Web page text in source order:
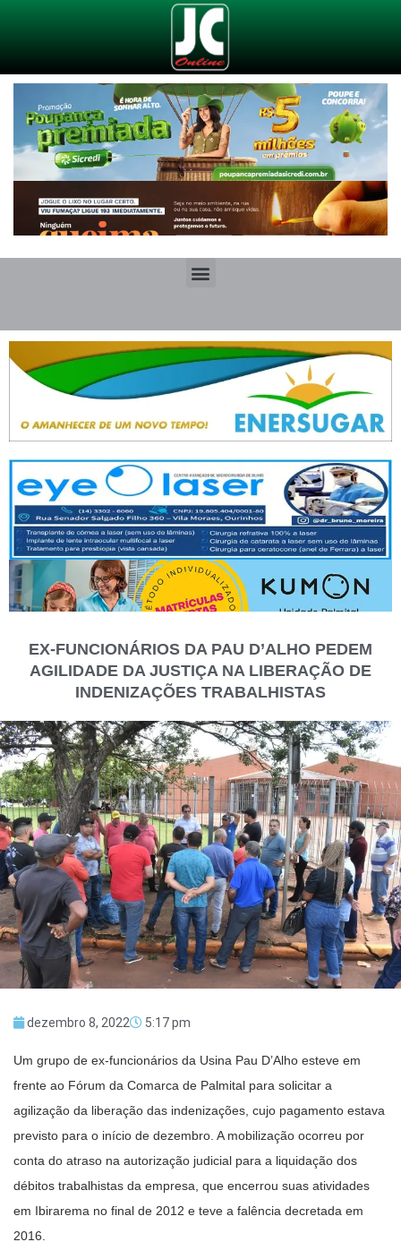
EX-FUNCIONÁRIOS DA PAU D’ALHO PEDEM
AGILIDADE DA JUSTIÇA NA LIBERAÇÃO DE
INDENIZAÇÕES TRABALHISTAS
dezembro 8, 2022 5:17 pm
Um grupo de ex-funcionários da Usina Pau D’Alho esteve em
frente ao Fórum da Comarca de Palmital para solicitar a
agilização da liberação das indenizações, cujo pagamento estava
previsto para o início de dezembro. A mobilização ocorreu por
conta do atraso na autorização judicial para a liquidação dos
débitos trabalhistas da empresa, que encerrou suas atividades
em Ibirarema no final de 2012 e teve a falência decretada em
2016.